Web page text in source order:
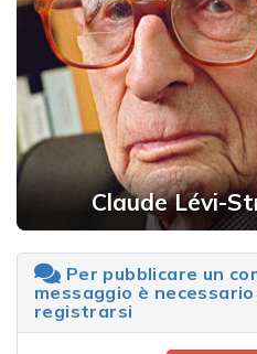
Claude Lévi-
Per pubblicare un
messaggio è
registrarsi